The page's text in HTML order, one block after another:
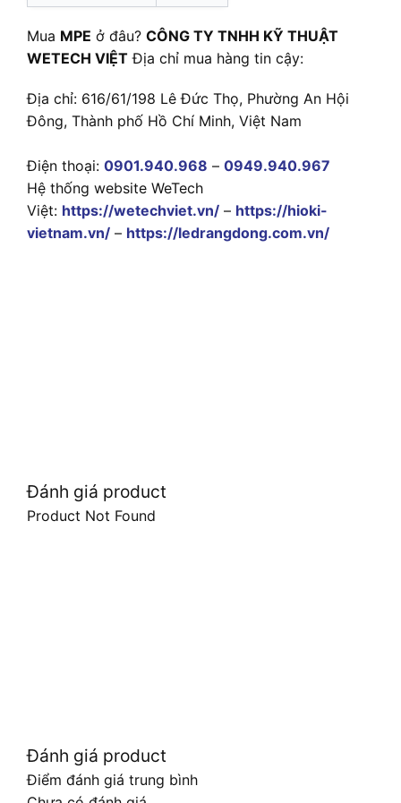
Mua MPE ở đâu? CÔNG TY TNHH KỸ THUẬT
WETECH VIỆT Địa chỉ mua hàng tin cậy:
Địa chỉ: 616/61/198 Lê Đức Thọ, Phường An Hội
Đông, Thành phố Hồ Chí Minh, Việt Nam
Điện thoại: 0901.940.968 – 0949.940.967
Hệ thống website WeTech
Việt: https://wetechviet.vn/ – https://hioki-
vietnam.vn/ – https://ledrangdong.com.vn/
Đánh giá product
Product Not Found
Đánh giá product
Điểm đánh giá trung bình